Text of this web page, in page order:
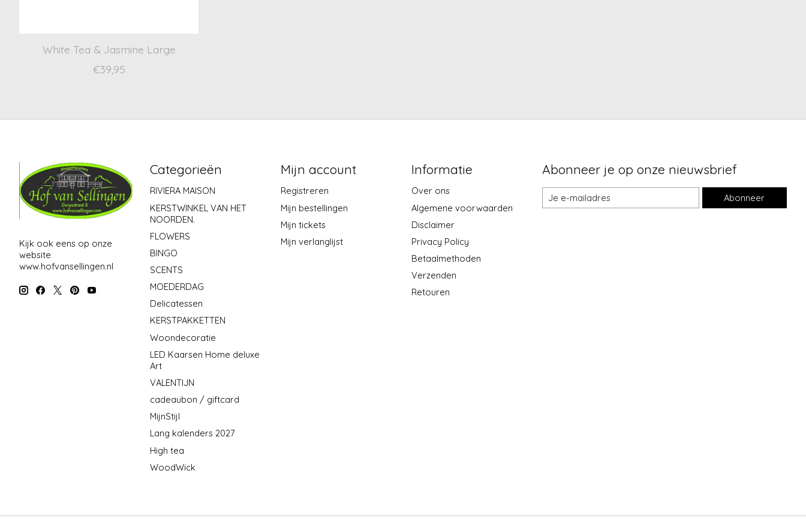
White Tea & Jasmine Large
€39,95
Kijk ook eens op onze
website
www.hofvansellingen.nl
Categorieën
RIVIERA MAISON
KERSTWINKEL VAN HET
NOORDEN.
FLOWERS
BINGO
SCENTS
MOEDERDAG
Delicatessen
KERSTPAKKETTEN
Woondecoratie
LED Kaarsen Home deluxe
Art
VALENTIJN
cadeaubon / giftcard
MijnStijl
Lang kalenders 2027
High tea
WoodWick
Mijn account
Registreren
Mijn bestellingen
Mijn tickets
Mijn verlanglijst
Informatie
Over ons
Algemene voorwaarden
Disclaimer
Privacy Policy
Betaalmethoden
Verzenden
Retouren
Abonneer je op onze nieuwsbrief
Abonneer